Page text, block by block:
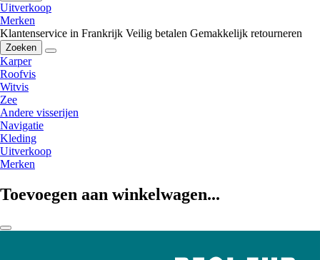
Uitverkoop
Merken
Klantenservice in Frankrijk Veilig betalen Gemakkelijk retourneren
Zoeken
Karper
Roofvis
Witvis
Zee
Andere visserijen
Navigatie
Kleding
Uitverkoop
Merken
Toevoegen aan winkelwagen...